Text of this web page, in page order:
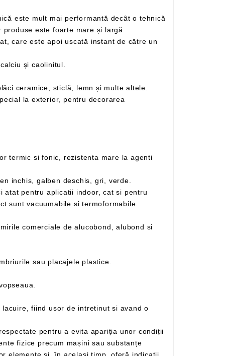
obișnuită de printare digitală. Atât calitatea sa net superioară, cât și versarilitatea sa pe imprimarea diferitelor produse este foarte mare și largă
carbonatul de calciu și caolinitul.
Se poate folosi pe o gamă largă de materiale, astfel încât se poate imprima pe plastic, metal, hârtie, carton, plăci ceramice, sticlă, lemn și multe altele.
– Gama de culori disponibile in permanenta in stoc: rosu, albastru inchis, albastru deschis, negru, galben inchis, galben deschis, gri, verde.
aplicatii outdoor, datorita proprietatii materialului de a fi un bun izolator termic si fonic. Placile din PVC compact sunt vacuumabile si termoformabile.
– Este un material cu două fete din aluminiu si un miez din polietilena ce inlocuieste cu succes tabla, lambriurile sau placajele plastice.